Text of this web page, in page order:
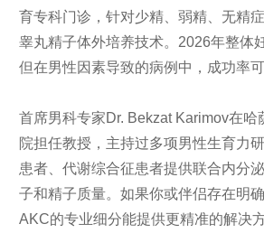
育专科门诊，针对少精、弱精、无精
睾丸精子体外培养技术。2026年整体
但在男性因素导致的病例中，成功率
首席男科专家Dr. Bekzat Karimov在哈
院担任教授，主持过多项男性生育力
患者、代谢综合征患者提供联合内分
子和精子质量。如果你或伴侣存在明
AKC的专业细分能提供更精准的解决方